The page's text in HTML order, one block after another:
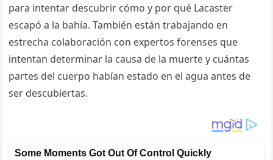
para intentar descubrir cómo y por qué Lacaster
escapó a la bahía. También están trabajando en
estrecha colaboración con expertos forenses que
intentan determinar la causa de la muerte y cuántas
partes del cuerpo habían estado en el agua antes de
ser descubiertas.